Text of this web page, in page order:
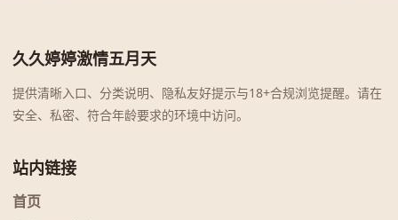
久久婷婷激情五月天
提供清晰入口、分类说明、隐私友好提示与18+合规浏览提醒。请在
安全、私密、符合年龄要求的环境中访问。
站内链接
首页